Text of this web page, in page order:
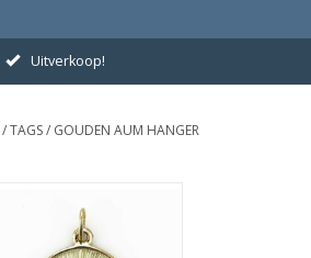
Uitverkoop!
/TAGS/ GOUDEN AUM HANGER